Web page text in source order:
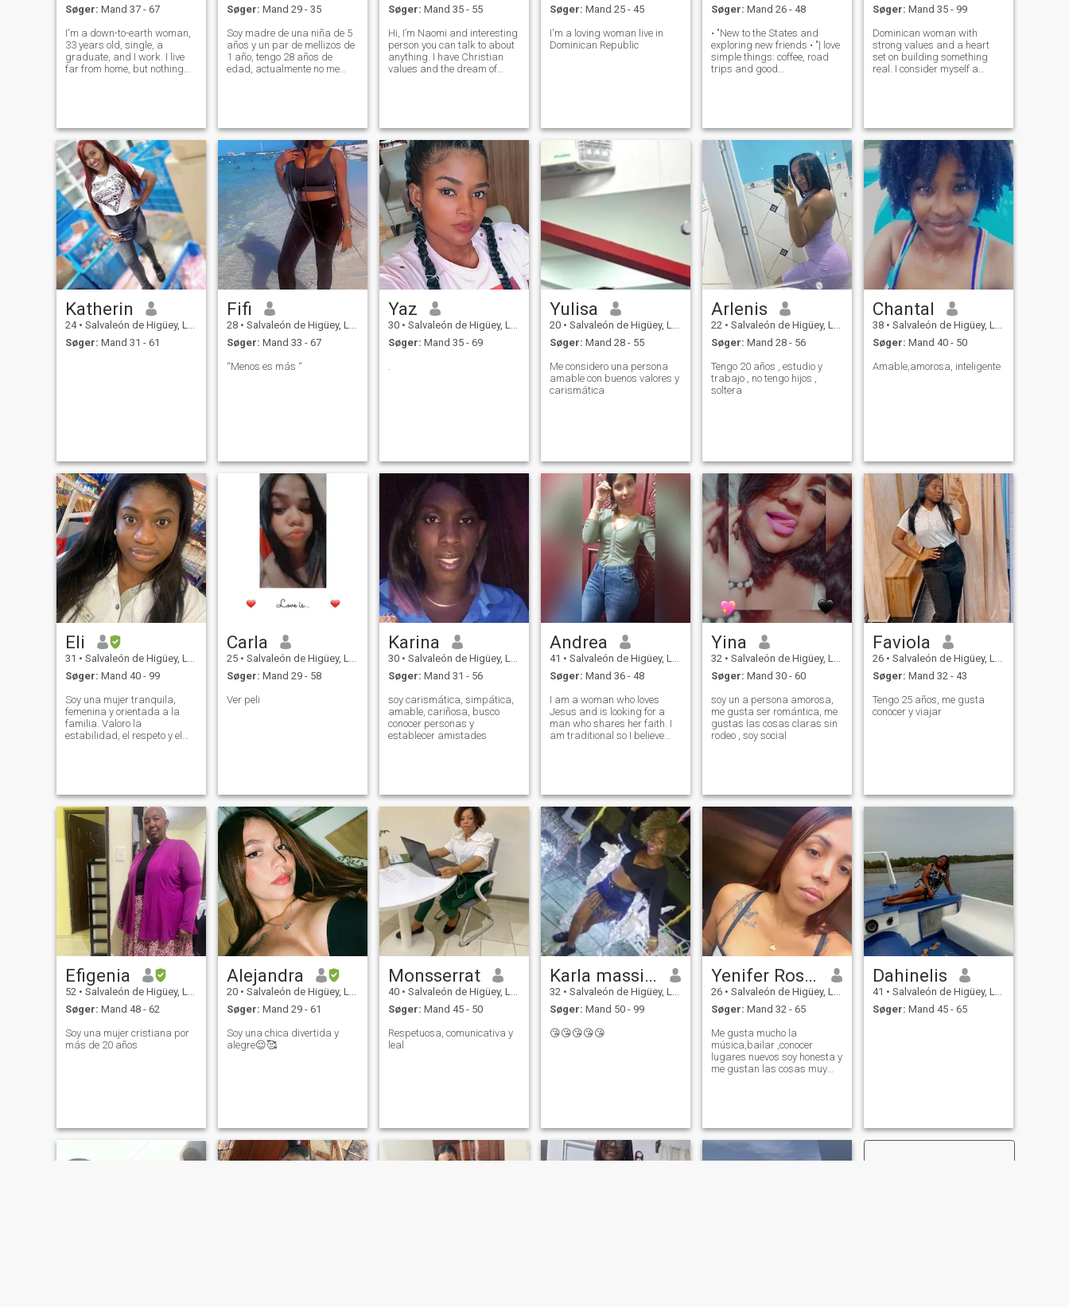
Søger: Mand 37 - 67
I'm a down-to-earth woman,
33 years old, single, a
graduate, and I work. I live
far from home, but nothing
Søger: Mand 29 - 35
Soy madre de una niña de 5
años y un par de mellizos de
1 año, tengo 28 años de
edad, actualmente no me
Søger: Mand 35 - 55
Hi, I’m Naomi and interesting
person you can talk to about
anything. I have Christian
values and the dream of
Søger: Mand 25 - 45
I'm a loving woman live in
Dominican Republic
Søger: Mand 26 - 48
• "New to the States and
exploring new friends • "| love
simple things: coffee, road
trips and good
Søger: Mand 35 - 99
Dominican woman with
strong values ​​and a heart
set on building something
real. I consider myself a
Katherin
24 • Salvaleón de Higüey, La Altagracia, DR Dominikanske
Søger: Mand 31 - 61
Fifi
28 • Salvaleón de Higüey, La Altagracia, DR Dominikanske
Søger: Mand 33 - 67
“Menos es más “
Yaz
30 • Salvaleón de Higüey, La Altagracia, DR Dominikanske
Søger: Mand 35 - 69
.
Yulisa
20 • Salvaleón de Higüey, La Altagracia, DR Dominikanske
Søger: Mand 28 - 55
Me considero una persona
amable con buenos valores y
carismática
Arlenis
22 • Salvaleón de Higüey, La Altagracia, DR Dominikanske
Søger: Mand 28 - 56
Tengo 20 años , estudio y
trabajo , no tengo hijos ,
soltera
Chantal
38 • Salvaleón de Higüey, La Altagracia, DR Dominikanske
Søger: Mand 40 - 50
Amable,amorosa, inteligente
Eli
31 • Salvaleón de Higüey, La Altagracia, DR Dominikanske
Søger: Mand 40 - 99
Soy una mujer tranquila,
femenina y orientada a la
familia. Valoro la
estabilidad, el respeto y el
Carla
25 • Salvaleón de Higüey, La Altagracia, DR Dominikanske
Søger: Mand 29 - 58
Ver peli
Karina
30 • Salvaleón de Higüey, La Altagracia, DR Dominikanske
Søger: Mand 31 - 56
soy carismática, simpática,
amable, cariñosa, busco
conocer personas y
establecer amistades
Andrea
41 • Salvaleón de Higüey, La Altagracia, DR Dominikanske
Søger: Mand 36 - 48
I am a woman who loves
Jesus and is looking for a
man who shares her faith. I
am traditional so I believe
Yina
32 • Salvaleón de Higüey, La Altagracia, DR Dominikanske
Søger: Mand 30 - 60
soy un a persona amorosa,
me gusta ser romántica, me
gustas las cosas claras sin
rodeo , soy social
Faviola
26 • Salvaleón de Higüey, La Altagracia, DR Dominikanske
Søger: Mand 32 - 43
Tengo 25 años, me gusta
conocer y viajar
Efigenia
52 • Salvaleón de Higüey, La Altagracia, DR Dominikanske
Søger: Mand 48 - 62
Soy una mujer cristiana por
más de 20 años
Alejandra
20 • Salvaleón de Higüey, La Altagracia, DR Dominikanske
Søger: Mand 29 - 61
Soy una chica divertida y
alegre😌🥰
Monsserrat
40 • Salvaleón de Higüey, La Altagracia, DR Dominikanske
Søger: Mand 45 - 50
Respetuosa, comunicativa y
leal
Karla massiell
32 • Salvaleón de Higüey, La Altagracia, DR Dominikanske
Søger: Mand 50 - 99
😘😘😘😘😘
Yenifer Rosario
26 • Salvaleón de Higüey, La Altagracia, DR Dominikanske
Søger: Mand 32 - 65
Me gusta mucho la
música,bailar ,conocer
lugares nuevos soy honesta y
me gustan las cosas muy
Dahinelis
41 • Salvaleón de Higüey, La Altagracia, DR Dominikanske
Søger: Mand 45 - 65